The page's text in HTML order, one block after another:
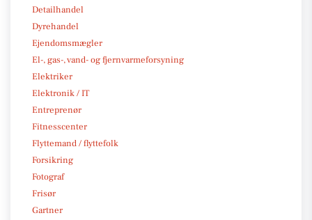
Detailhandel
Dyrehandel
Ejendomsmægler
El-, gas-, vand- og fjernvarmeforsyning
Elektriker
Elektronik / IT
Entreprenør
Fitnesscenter
Flyttemand / flyttefolk
Forsikring
Fotograf
Frisør
Gartner